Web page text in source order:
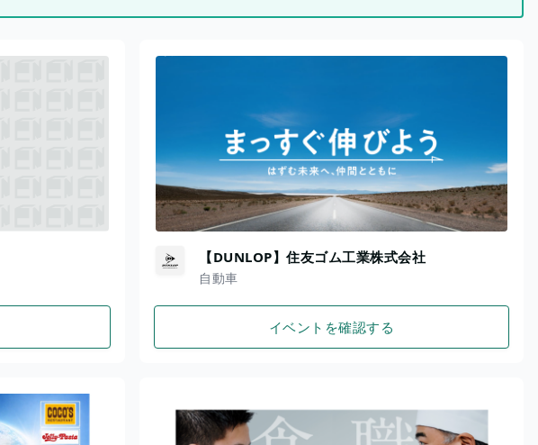
【DUNLOP】住友ゴム工業株式会社
自動車
イベントを確認する